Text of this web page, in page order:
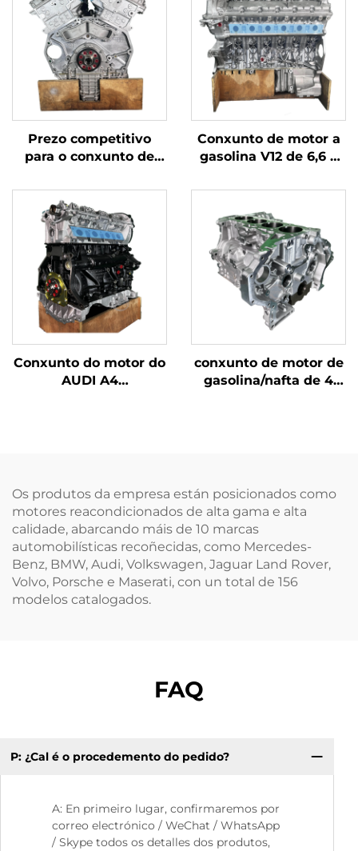
Prezo competitivo
para o conxunto de
de Rolls-Royce 760Li,
modelo N74B66, 6,6 T,
bloque do motor e
cabezal, fabricado por
BMW nos Estados
Unidos
Conxunto de motor a
gasolina V12 de 6,6 T
BMW/Rolls-Royce,
novo, de prezo
reducido, modelo N74
B66, para BMW 760i
Conxunto do motor do
AUDI A4
conxunto de motor de
gasolina/nafta de 4
Os produtos da empresa están posicionados como
motores reacondicionados de alta gama e alta
calidade, abarcando máis de 10 marcas
automobilísticas recoñecidas, como Mercedes-
Benz, BMW, Audi, Volkswagen, Jaguar Land Rover,
Volvo, Porsche e Maserati, con un total de 156
modelos catalogados.
FAQ
P: ¿Cal é o procedemento do pedido?
A: En primeiro lugar, confirmaremos por
correo electrónico / WeChat / WhatsApp
/ Skype todos os detalles dos produtos,